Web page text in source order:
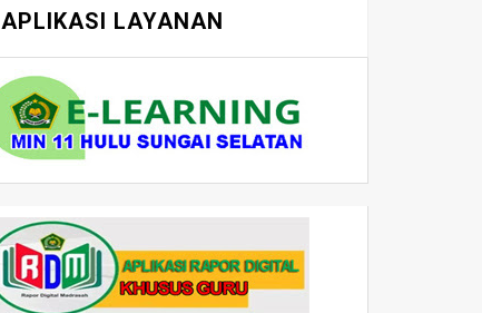
APLIKASI LAYANAN